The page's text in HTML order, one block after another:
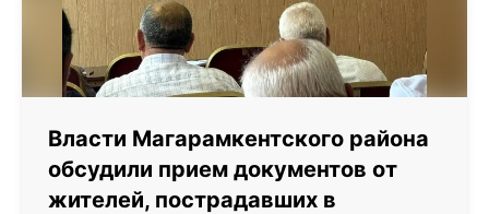
Власти Магарамкентского района
обсудили прием документов от
жителей, пострадавших в